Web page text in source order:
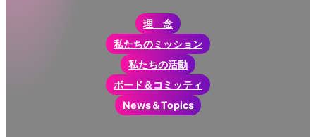
理 念
私たちのミッション
私たちの活動
ボード＆コミッティ
News＆Topics